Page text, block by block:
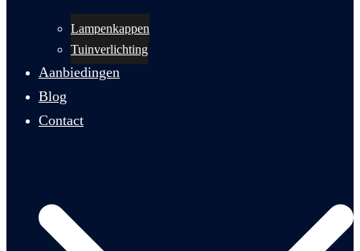
Lampenkappen
Tuinverlichting
Aanbiedingen
Blog
Contact